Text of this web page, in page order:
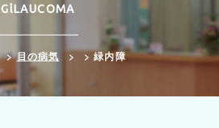
GlLAUCOMA
>目の病気 >緑内障